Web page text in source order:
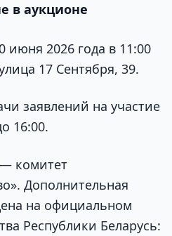
в аукционе
июня 2026 года в 11:00
17 Сентября, 39.
заявлений на участие
16:00.
комитет
Дополнительная
на официальном
Республики Беларусь: